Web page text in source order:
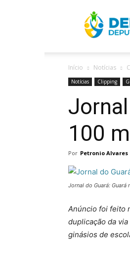
Início Notícias
Notícias Clipping
100
Por Petronio Alvares
Jornal do Guará:
Anúncio foi feito
duplicação da
ginásios de